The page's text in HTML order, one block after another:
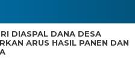
DIASPAL DANA DESA
ARUS HASIL PANEN DAN